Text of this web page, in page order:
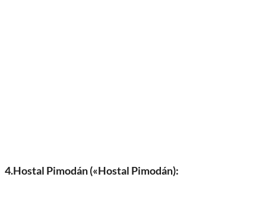
4.Hostal Pimodán («Hostal Pimodán):